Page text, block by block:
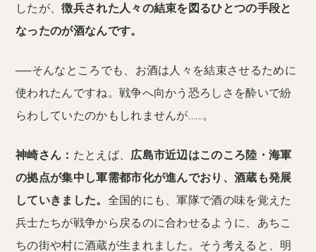
したが、徴兵された人々の結束を図るひとつの手段と
なったのが酒なんです。
──そんなところでも、お酒は人々を結束させるために
使われたんですね。戦争へ向かう恐ろしさを酔いで紛
らわしていたのかもしれませんが……。
神崎さん： たとえば、 広島市近辺はこのころ陸・海軍
の拠点が集中し軍需都市化が進んでおり、酒蔵も発展
していきました。 全国的にも、軍隊で酒の味を覚えた
兵士たちが戦争から戻るのに合わせるように、あちこ
ちの街や村に酒蔵が生まれました。そう考えると、明